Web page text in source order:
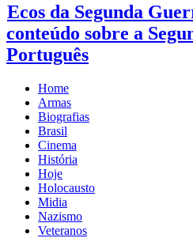
Ecos da Segunda
conteúdo sobre a
Português
Home
Armas
Biografias
Brasil
Cinema
História
Hoje
Holocausto
Midia
Nazismo
Veteranos